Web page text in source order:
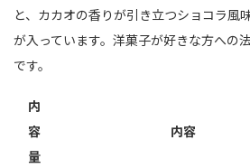
と、カカオの香りが引き立つショコラ風
が入っています。洋菓子が好きな方への
です。
内
容
量
内容